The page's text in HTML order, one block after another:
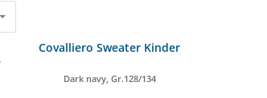
€- Love Peace Horses Gr. S
Covalliero Sweater Kinder
Dark navy, Gr.128/134